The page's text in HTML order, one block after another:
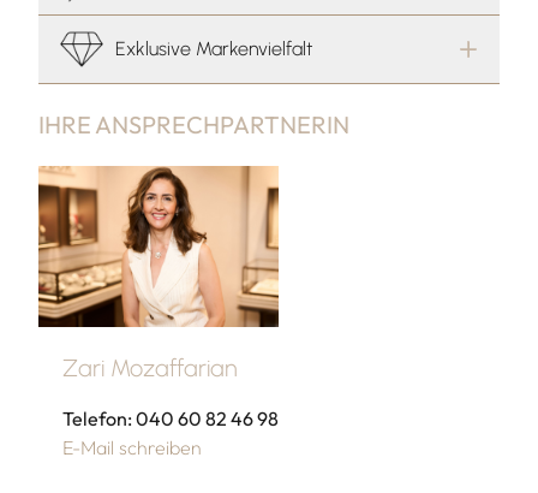
IHRE ANSPRECHPARTNERIN
Zari Mozaffarian
Telefon: 040 60 82 46 98
E-Mail schreiben
Exklusive Markenvielfalt